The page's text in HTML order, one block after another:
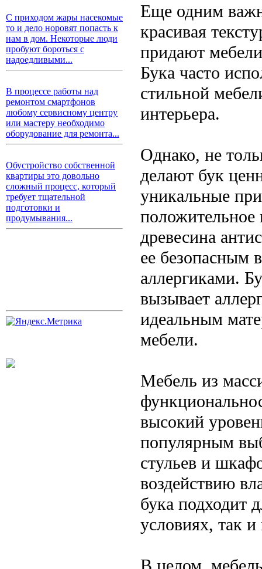
С приходом жары насекомые
то и дело норовят попасть к
нам в дом. Некоторые люди
пробуют бороться с
надоедливыми...
В процессе работы над
ремонтом смартфонов
любому сервисному центру
или мастеру необходимо
оборудование для ремонта...
Обустройство собственной
квартиры это довольно
сложный процесс, который
требует тщательной
подготовки и
продумывания...
Еще одним
красивая
придают
Бука часто
стильной
интерьера.
Однако, не
делают бук
уникальные
положительное
древесина
ее безопасным
аллергиками.
вызывает
идеальным
мебели.
Мебель из
высокий
популярным
стульев и
воздействию
бука подходит
условиях, так